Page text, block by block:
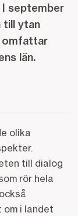
september
till ytan
omfattar
län.
olika
till dialog
rör hela
i landet